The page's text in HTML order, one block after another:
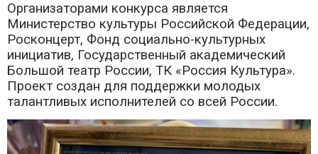
Организаторами конкурса является
Министерство культуры Российской Федерации,
Росконцерт, Фонд социально-культурных
инициатив, Государственный академический
Большой театр России, ТК «Россия Культура».
Проект создан для поддержки молодых
талантливых исполнителей со всей России.